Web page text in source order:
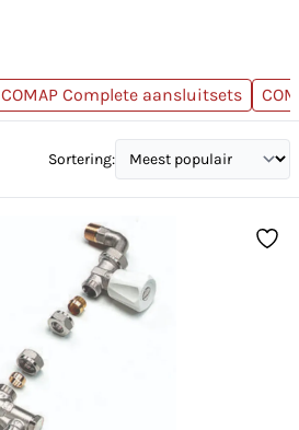
COMAP Complete aansluitsets
Sortering: